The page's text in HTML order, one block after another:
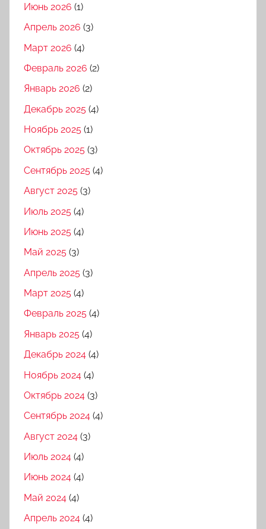
Июнь 2026 (1)
Апрель 2026 (3)
Март 2026 (4)
Февраль 2026 (2)
Январь 2026 (2)
Декабрь 2025 (4)
Ноябрь 2025 (1)
Октябрь 2025 (3)
Сентябрь 2025 (4)
Август 2025 (3)
Июль 2025 (4)
Июнь 2025 (4)
Май 2025 (3)
Апрель 2025 (3)
Март 2025 (4)
Февраль 2025 (4)
Январь 2025 (4)
Декабрь 2024 (4)
Ноябрь 2024 (4)
Октябрь 2024 (3)
Сентябрь 2024 (4)
Август 2024 (3)
Июль 2024 (4)
Июнь 2024 (4)
Май 2024 (4)
Апрель 2024 (4)